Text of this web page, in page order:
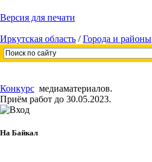
Версия для печати
Иркутская область /Города и районы
Конкурс медиаматериалов.
Приём работ до 30.05.2023.
На Байкал